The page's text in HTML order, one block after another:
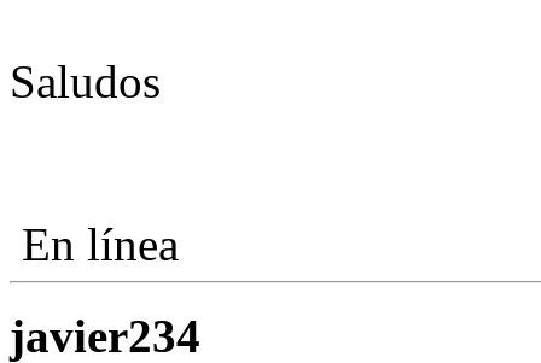
Saludos
En línea
javier234